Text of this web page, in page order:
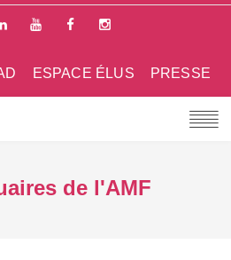
PRESSE
ESPACE ÉLUS
de l'AMF